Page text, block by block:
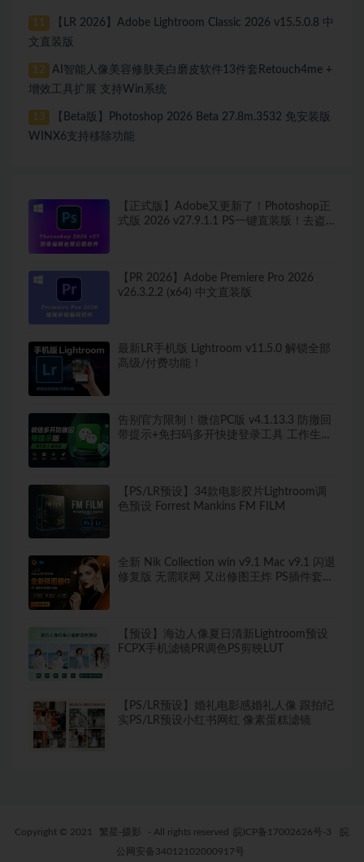
11
【LR 2026】Adobe Lightroom Classic 2026 v15.5.0.8 中
文直装版
12
AI智能人像美容修肤美白磨皮软件13件套Retouch4me +
增效工具扩展 支持Win系统
13
【Beta版】Photoshop 2026 Beta 27.8m.3532 免安装版
WINX6支持移除功能
【正式版】Adobe又更新了！Photoshop正
式版 2026 v27.9.1.1 PS一键直装版！去盗
【PR 2026】Adobe Premiere Pro 2026
v26.3.2.2 (x64) 中文直装版
最新LR手机版 Lightroom v11.5.0 解锁全部
高级/付费功能！
告别官方限制！微信PC版 v4.1.13.3 防撤回
带提示+免扫码多开快捷登录工具 工作生活
【PS/LR预设】34款电影胶片Lightroom调
色预设 Forrest Mankins FM FILM
全新 Nik Collection win v9.1 Mac v9.1 闪退
修复版 无需联网 又出修图王炸 PS插件套装
【预设】海边人像夏日清新Lightroom预设
FCPX手机滤镜PR调色PS剪映LUT
【PS/LR预设】婚礼电影感婚礼人像 跟拍纪
实PS/LR预设小红书网红 像素蛋糕滤镜
Copyright © 2021 繁星-摄影 - All rights reserved 皖ICP备17002626号-3
皖
公网安备34012102000917号